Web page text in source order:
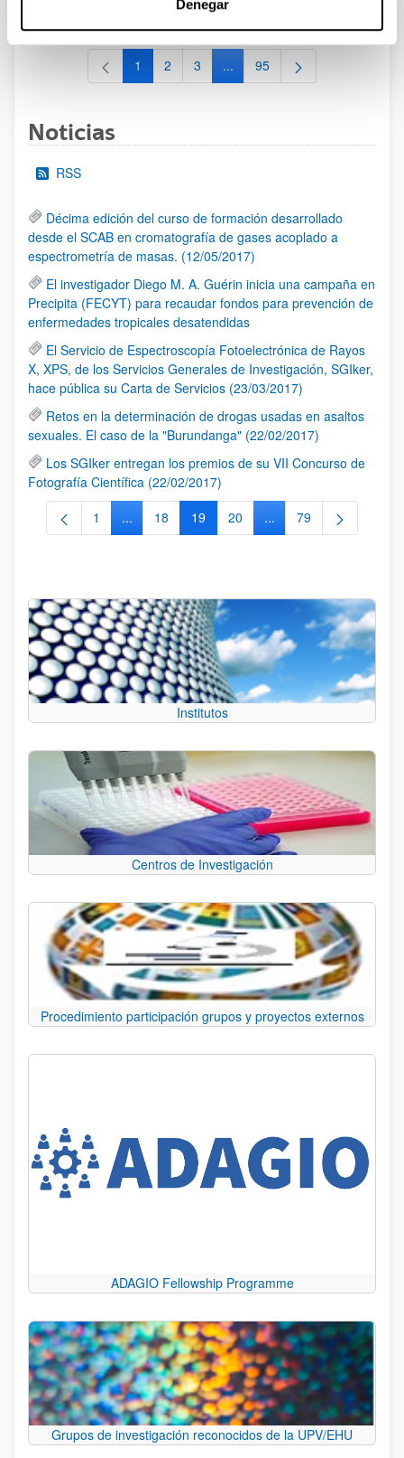
Denegar
al 30/07/2026 (ambos incluídos)
Página
1 Página
2 Página
3 ...Páginas intermedias Use TAB
Página
95
Noticias
RSS
Décima edición del curso de formación desarrollado
desde el SCAB en cromatografía de gases acoplado a
espectrometría de masas. (12/05/2017)
El investigador Diego M. A. Guérin inicia una campaña en
Precipita (FECYT) para recaudar fondos para prevención de
enfermedades tropicales desatendidas
El Servicio de Espectroscopía Fotoelectrónica de Rayos
X, XPS, de los Servicios Generales de Investigación, SGIker,
hace pública su Carta de Servicios (23/03/2017)
Retos en la determinación de drogas usadas en asaltos
sexuales. El caso de la "Burundanga" (22/02/2017)
Los SGIker entregan los premios de su VII Concurso de
Fotografía Científica (22/02/2017)
Página
1 ...Páginas intermedias Use TAB para desplazarse.
Página
18 Página
19 Página
20 ...Páginas intermedias
Página
79
Institutos
Centros de Investigación
Procedimiento participación grupos y proyectos externos
ADAGIO Fellowship Programme
Grupos de investigación reconocidos de la UPV/EHU